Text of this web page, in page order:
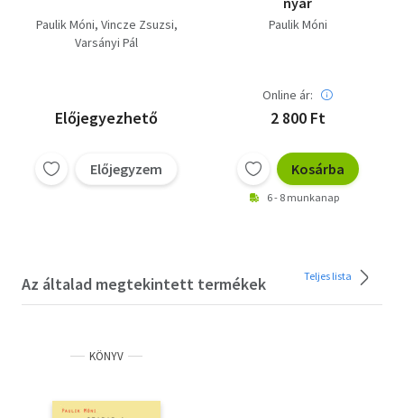
Paulik Móni Vincze Zsuzsi
Varsányi Pál
Előjegyezhető
Előjegyzem
Paulik Móni
Online ár:
2 800 Ft
Kosárba
6 - 8 munkanap
Az általad megtekintett termékek Teljes lista
KÖNYV